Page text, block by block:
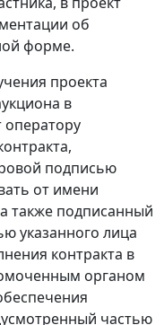
об
форме.
проекта
в
подписью
от имени
также подписанный
указанного лица
контракта в
органом
частью